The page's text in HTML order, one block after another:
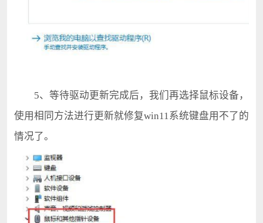
5、等待驱动更新完成后，我们再选择鼠标设备，
使用相同方法进行更新就修复win11系统键盘用不了的
情况了。